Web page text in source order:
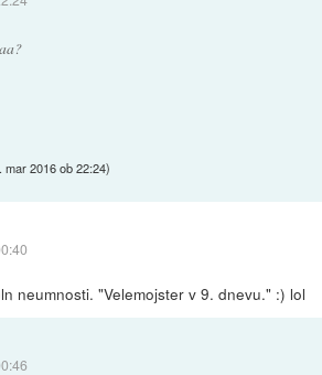
mar 2016 ob 22:24)
neumnosti. "Velemojster v 9. dnevu." :) lol